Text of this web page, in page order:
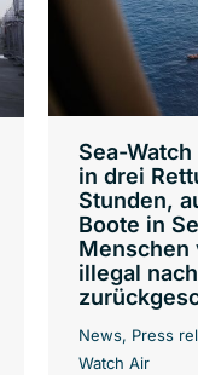
Sea-
in drei
Stunden,
Boote in
Menschen
illegal
News, Press
Watch Air